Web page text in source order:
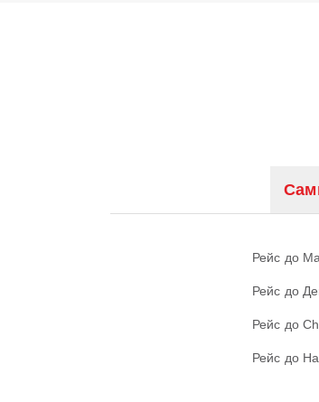
Рейс до
Рейс до
Рейс до
Рейс до